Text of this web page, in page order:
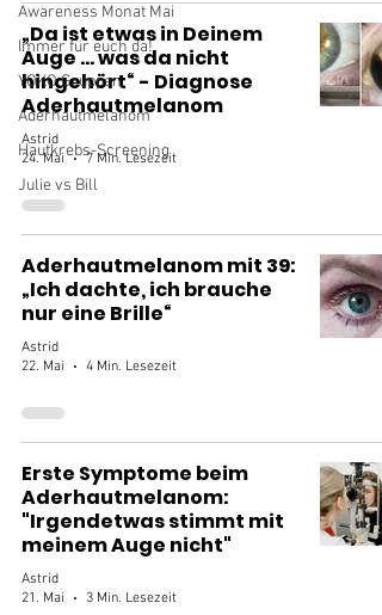
Awareness Monat Mai
Immer für euch da!
YOKO Gruppen
Aderhautmelanom
Hautkrebs-Screening
Julie vs Bill
„Da ist etwas in Deinem
Auge … was da nicht
hingehört“ - Diagnose
Aderhautmelanom
Astrid
24. Mai
7 Min. Lesezeit
Aderhautmelanom mit 39:
„Ich dachte, ich brauche
nur eine Brille“
Astrid
22. Mai
4 Min. Lesezeit
Erste Symptome beim
Aderhautmelanom:
"Irgendetwas stimmt mit
meinem Auge nicht"
Astrid
21. Mai
3 Min. Lesezeit